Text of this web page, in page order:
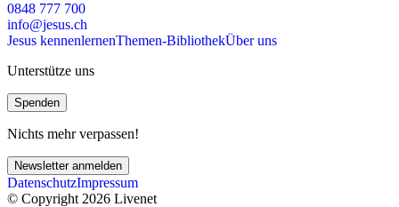
0848 777 700
info@jesus.ch
Jesus kennenlernenThemen-BibliothekÜber uns
Unterstütze uns
Spenden
Nichts mehr verpassen!
Newsletter anmelden
DatenschutzImpressum
© Copyright 2026 Livenet